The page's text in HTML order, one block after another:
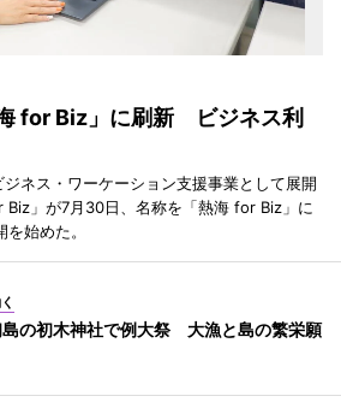
for Biz」に刷新 ビジネス利
ネス・ワーケーション支援事業として展開
Biz」が7月30日、名称を「熱海 for Biz」に
始めた。
の初木神社で例大祭 大漁と島の繁栄願